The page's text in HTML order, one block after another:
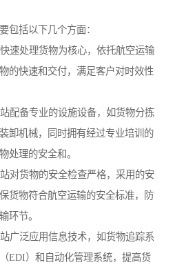
包括以下几个方面：
速处理货物为核心，依托航空运输
的快速和交付，满足客户对时效性
配备专业的设施设备，如货物分拣
卸机械，同时拥有经过专业培训的
处理的安全和。
对货物的安全检查严格，采用的安
货物符合航空运输的安全标准，防
环节。
广泛应用信息技术，如货物追踪系
EDI）和自动化管理系统，提高货